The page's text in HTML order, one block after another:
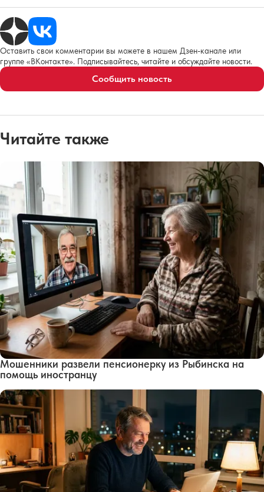
Оставить свои комментарии вы можете в нашем Дзен-канале или
группе «ВКонтакте». Подписывайтесь, читайте и обсуждайте новости.
Сообщить новость
Читайте также
Мошенники развели пенсионерку из Рыбинска на
помощь иностранцу